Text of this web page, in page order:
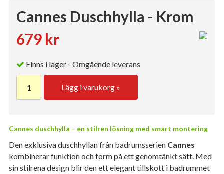
Cannes Duschhylla - Krom
679 kr
Finns i lager - Omgående leverans
Lägg i varukorg »
Cannes duschhylla – en stilren lösning med smart montering
Den exklusiva duschhyllan från badrumsserien Cannes
kombinerar funktion och form på ett genomtänkt sätt. Med
sin stilrena design blir den ett elegant tillskott i badrummet